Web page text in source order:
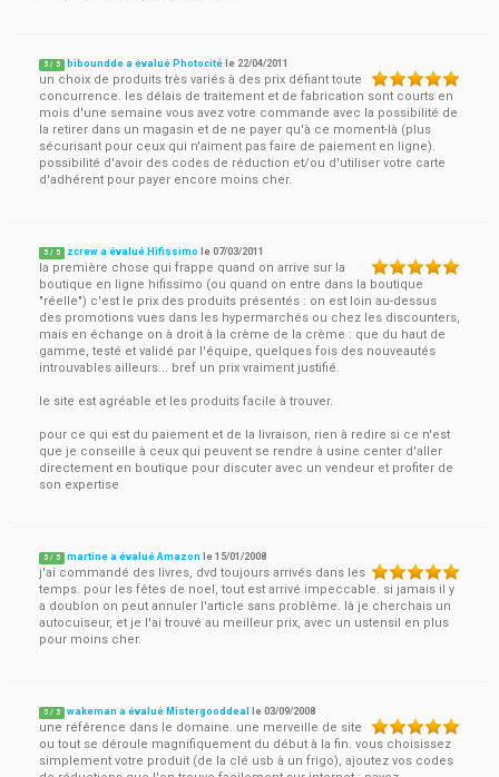
5 / 5 biboundde a évalué Photocité le 22/04/2011
un choix de produits très variés à des prix défiant toute
concurrence. les délais de traitement et de fabrication sont courts en
mois d'une semaine vous avez votre commande avec la possibilité de
la retirer dans un magasin et de ne payer qu'à ce moment-là (plus
sécurisant pour ceux qui n'aiment pas faire de paiement en ligne).
possibilité d'avoir des codes de réduction et/ou d'utiliser votre carte
d'adhérent pour payer encore moins cher.
5 / 5 zcrew a évalué Hifissimo le07/03/2011
la première chose qui frappe quand on arrive sur la
boutique en ligne hifissimo (ou quand on entre dans la boutique
"réelle") c'est le prix des produits présentés : on est loin au-dessus
des promotions vues dans les hypermarchés ou chez les discounters,
mais en échange on à droit à la crème de la crème : que du haut de
gamme, testé et validé par l'équipe, quelques fois des nouveautés
introuvables ailleurs... bref un prix vraiment justifié.
le site est agréable et les produits facile à trouver.
pour ce qui est du paiement et de la livraison, rien à redire si ce n'est
que je conseille à ceux qui peuvent se rendre à usine center d'aller
directement en boutique pour discuter avec un vendeur et profiter de
son expertise
5 / 5 martine a évalué Amazon le15/01/2008
j'ai commandé des livres, dvd toujours arrivés dans les
temps. pour les fêtes de noel, tout est arrivé impeccable. si jamais il y
a doublon on peut annuler l'article sans problème. là je cherchais un
autocuiseur, et je l'ai trouvé au meilleur prix, avec un ustensil en plus
pour moins cher.
5 / 5 wakeman a évalué Mistergooddeal le03/09/2008
une référence dans le domaine. une merveille de site
ou tout se déroule magnifiquement du début à la fin. vous choisissez
simplement votre produit (de la clé usb à un frigo), ajoutez vos codes